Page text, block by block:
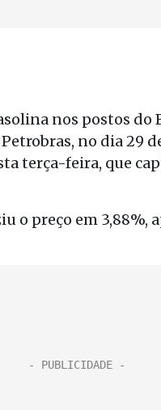
nos postos do
no dia 29
terça-feira, que
o preço em 3,88%,